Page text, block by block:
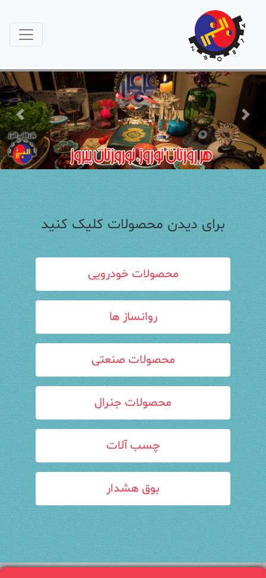
Previous Next
برای دیدن محصولات کلیک کنید
محصولات خودرویی
روانساز ها
محصولات صنعتی
محصولات جنرال
چسب آلات
بوق هشدار